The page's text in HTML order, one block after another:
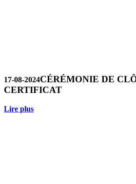
17-08-2024CÉRÉMONIE DE
CERTIFICAT
Lire plus